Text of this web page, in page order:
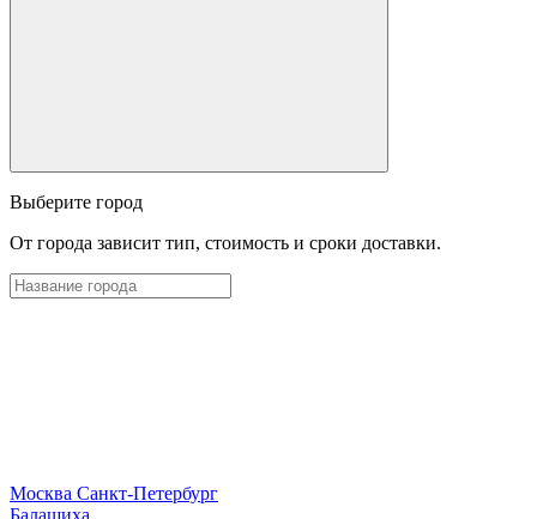
Выберите город
От города зависит тип, стоимость и сроки доставки.
Москва Санкт-Петербург